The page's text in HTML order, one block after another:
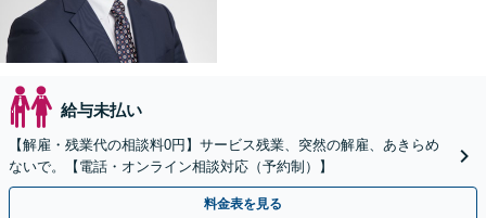
給与未払い
【解雇・残業代の相談料0円】サービス残業、突然の解雇、あきらめ
ないで。【電話・オンライン相談対応（予約制）】
料金表を見る